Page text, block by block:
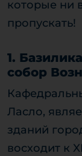
которые ни
пропускать!
1.
собор
Ласло,
зданий
восходит к